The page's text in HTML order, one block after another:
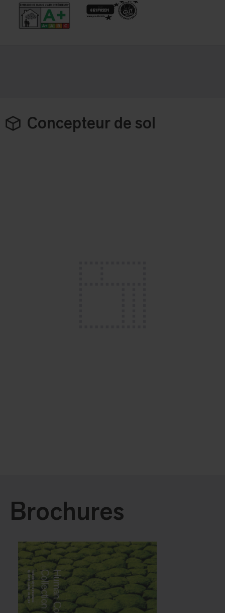
Concepteur de sol
Brochures